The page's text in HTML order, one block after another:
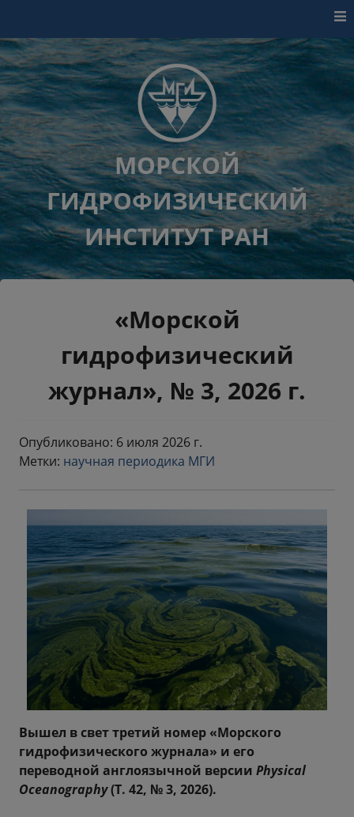
МОРСКОЙ
ГИДРОФИЗИЧЕСКИЙ
ИНСТИТУТ РАН
«Морской
гидрофизический
журнал», № 3, 2026 г.
Опубликовано: 6 июля 2026 г.
Метки: научная периодика МГИ
Вышел в свет третий номер «Морского
гидрофизического журнала» и его
переводной англоязычной версии Physical
Oceanography(Т. 42, № 3, 2026).